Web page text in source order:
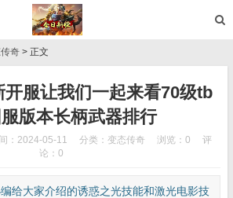
奇 > 正文
开服让我们一起来看70级tb
版本长柄武器排行
：2024-05-11 分类： 变态传奇 浏览：0
评
论：0
大家介绍的诱惑之光技能和激光电影技